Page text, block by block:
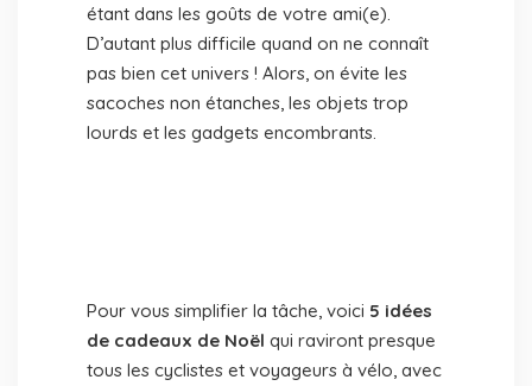
étant dans les goûts de votre ami(e).
D’autant plus difficile quand on ne connaît
pas bien cet univers ! Alors, on évite les
sacoches non étanches, les objets trop
lourds et les gadgets encombrants.
Pour vous simplifier la tâche, voici 5 idées
de cadeaux de Noël qui raviront presque
tous les cyclistes et voyageurs à vélo, avec